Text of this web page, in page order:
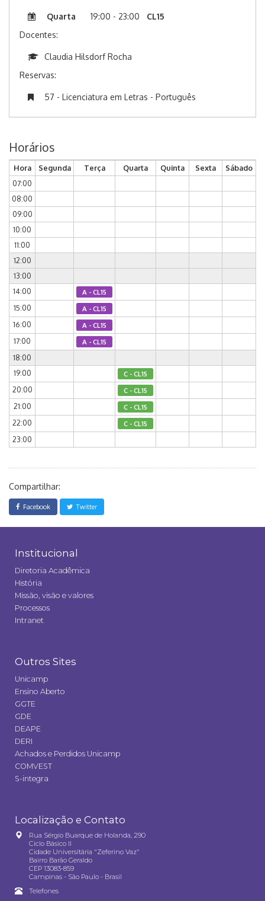
Quarta 19:00 - 23:00
CL15
Docentes:
Claudia Hilsdorf Rocha
Reservas:
57 - Licenciatura em Letras - Português
Horários
Hora Segunda Terça Quarta Quinta Sexta
Sábado
07:00
08:00
09:00
10:00
11:00
12:00
13:00
14:00
A - CL15
15:00 A - CL15
16:00 A - CL15
17:00 A - CL15
18:00
19:00
C - CL15
20:00 C - CL15
21:00 C - CL15
22:00 C - CL15
23:00
Compartilhar:
Facebook Twitter
Institucional
Diretoria Acadêmica
História
Missão, visão e valores
Processos
Intranet
Outros Sites
Unicamp
Ensino Aberto
GGTE
GDE
DEAPE
DERI
Achados e Perdidos Unicamp
COMVEST
S-integra
Localização e Contato
Rua Sérgio Buarque de Holanda, 290
Ciclo Básico II
Cidade Universitária "Zeferino Vaz"
Bairro Barão Geraldo
CEP 13083-859
Campinas - São Paulo - Brasil
Telefones